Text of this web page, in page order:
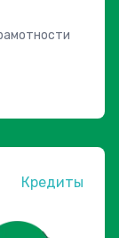
Кредиты